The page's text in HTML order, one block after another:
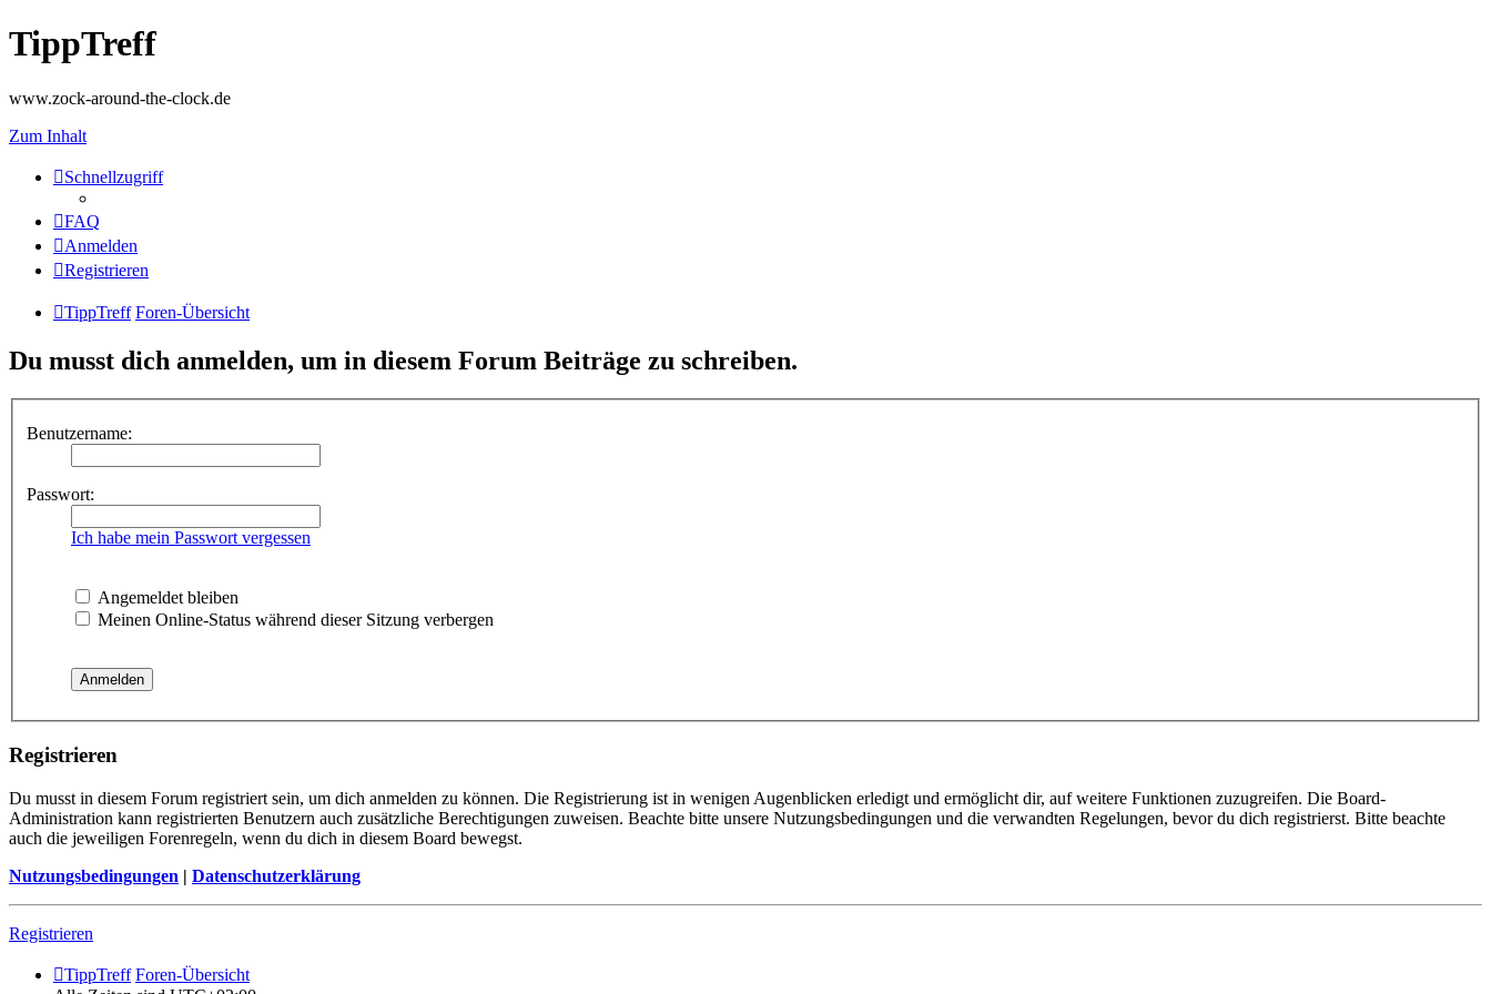
TippTreff
www.zock-around-the-clock.de
Zum Inhalt
Schnellzugriff
FAQ
Anmelden
Registrieren
TippTreff Foren-Übersicht
Du musst dich anmelden, um in diesem Forum Beiträge zu schreiben.
Benutzername:
Passwort:
Ich habe mein Passwort vergessen
Angemeldet bleiben
Meinen Online-Status während dieser Sitzung verbergen
Registrieren
Du musst in diesem Forum registriert sein, um dich anmelden zu können. Die Registrierung ist in wenigen Augenblicken erledigt und ermöglicht dir, auf weitere Funktionen zuzugreifen. Die Board-
Administration kann registrierten Benutzern auch zusätzliche Berechtigungen zuweisen. Beachte bitte unsere Nutzungsbedingungen und die verwandten Regelungen, bevor du dich registrierst. Bitte beachte
auch die jeweiligen Forenregeln, wenn du dich in diesem Board bewegst.
Nutzungsbedingungen | Datenschutzerklärung
Registrieren
TippTreff Foren-Übersicht